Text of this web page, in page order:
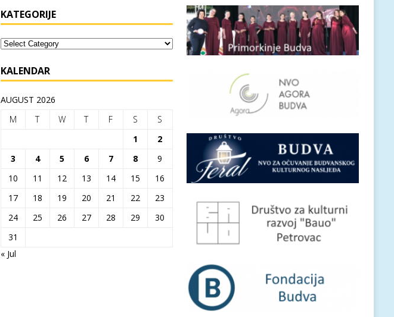
KATEGORIJE
KALENDAR
AUGUST 2026
M
T W T F S
S
1
2
3
4 5 6 7 8
9
10
11 12 13 14 15
16
17
18 19 20 21 22
23
24
25 26 27 28 29
30
31
« Jul